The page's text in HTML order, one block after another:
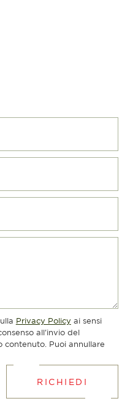
Privacy Policy ai sensi
all'invio del
contenuto. Puoi annullare
RICHIEDI